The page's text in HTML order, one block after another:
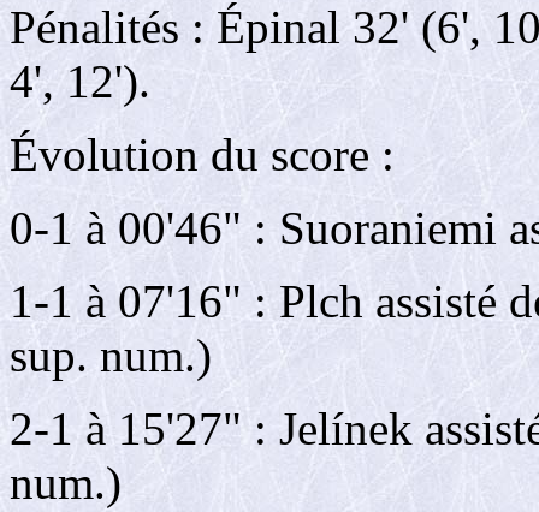
Pénalités : Épinal 32' (6',
4', 12').
Évolution du score :
0-1 à 00'46" : Suoraniemi
1-1 à 07'16" : Plch assisté
sup. num.)
2-1 à 15'27" : Jelínek
num.)